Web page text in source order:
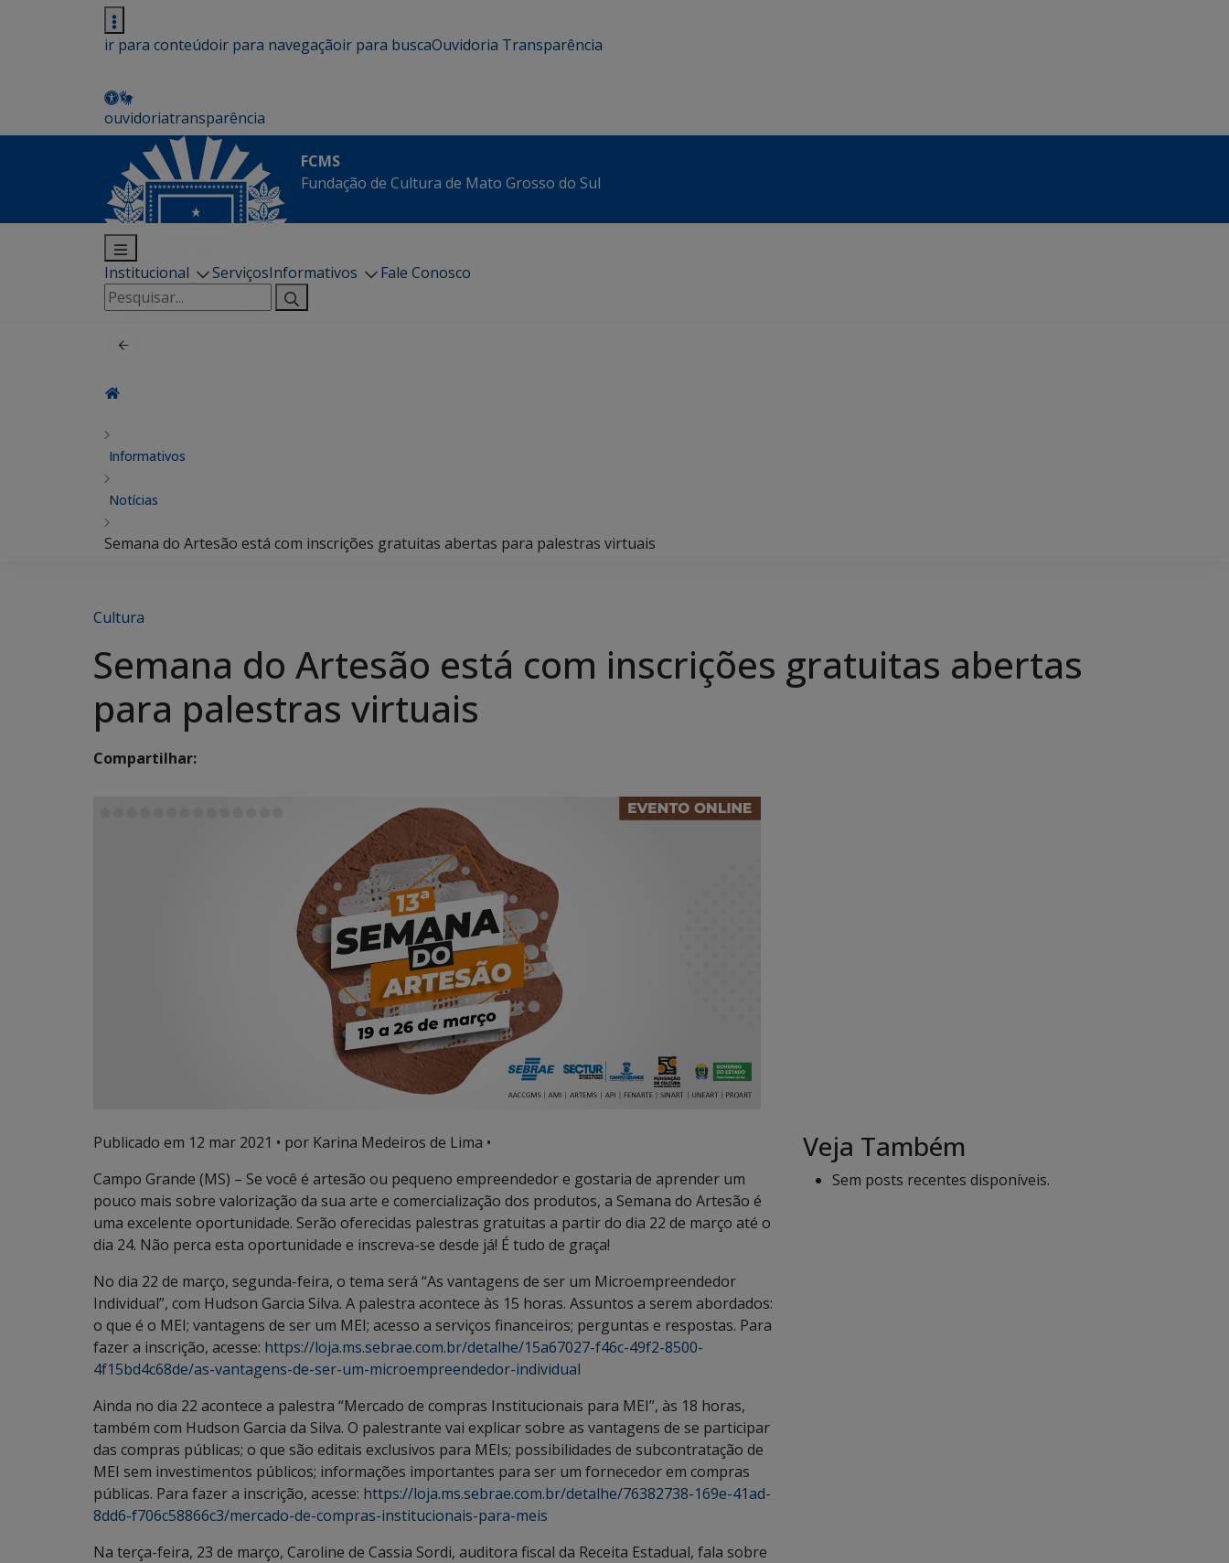
ir para conteúdoir para navegaçãoir para buscaOuvidoria Transparência
ouvidoriatransparência
FCMS
Fundação de Cultura de Mato Grosso do Sul
Institucional ServiçosInformativos
Fale Conosco
Pesquisar
por:
Informativos
Notícias
Semana do Artesão está com inscrições gratuitas abertas para palestras virtuais
Cultura
Semana do Artesão está com inscrições gratuitas abertas
para palestras virtuais
Compartilhar:
Publicado em 12 mar 2021 • por Karina Medeiros de Lima •
Campo Grande (MS) – Se você é artesão ou pequeno empreendedor e gostaria de aprender um
pouco mais sobre valorização da sua arte e comercialização dos produtos, a Semana do Artesão é
uma excelente oportunidade. Serão oferecidas palestras gratuitas a partir do dia 22 de março até o
dia 24. Não perca esta oportunidade e inscreva-se desde já! É tudo de graça!
No dia 22 de março, segunda-feira, o tema será “As vantagens de ser um Microempreendedor
Individual”, com Hudson Garcia Silva. A palestra acontece às 15 horas. Assuntos a serem abordados:
o que é o MEI; vantagens de ser um MEI; acesso a serviços financeiros; perguntas e respostas. Para
fazer a inscrição, acesse: https://loja.ms.sebrae.com.br/detalhe/15a67027-f46c-49f2-8500-
4f15bd4c68de/as-vantagens-de-ser-um-microempreendedor-individual
Ainda no dia 22 acontece a palestra “Mercado de compras Institucionais para MEI”, às 18 horas,
também com Hudson Garcia da Silva. O palestrante vai explicar sobre as vantagens de se participar
das compras públicas; o que são editais exclusivos para MEIs; possibilidades de subcontratação de
MEI sem investimentos públicos; informações importantes para ser um fornecedor em compras
públicas. Para fazer a inscrição, acesse: https://loja.ms.sebrae.com.br/detalhe/76382738-169e-41ad-
8dd6-f706c58866c3/mercado-de-compras-institucionais-para-meis
Na terça-feira, 23 de março, Caroline de Cassia Sordi, auditora fiscal da Receita Estadual, fala sobre
Veja Também
Sem posts recentes disponíveis.